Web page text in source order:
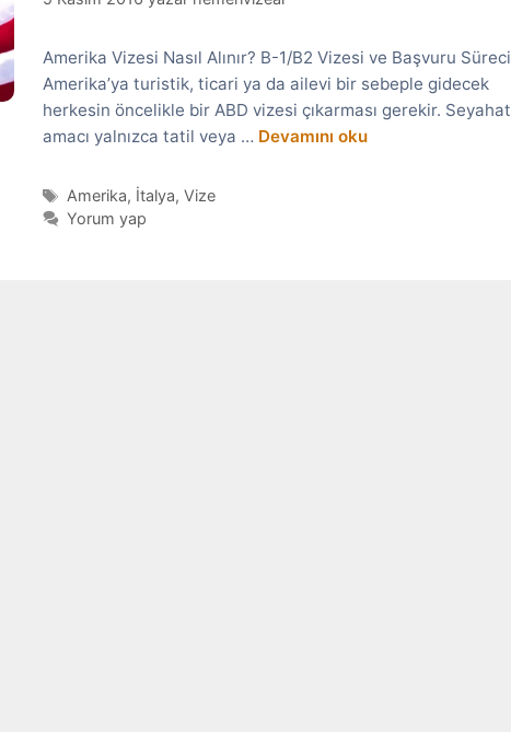
Amerika Vizesi Nasıl Alınır? B-1/B2 Vizesi ve Başvuru Süreci
Amerika’ya turistik, ticari ya da ailevi bir sebeple gidecek
herkesin öncelikle bir ABD vizesi çıkarması gerekir. Seyahat
amacı yalnızca tatil veya … Devamını oku
Etiketler
Amerika, İtalya, Vize
Yorum yap